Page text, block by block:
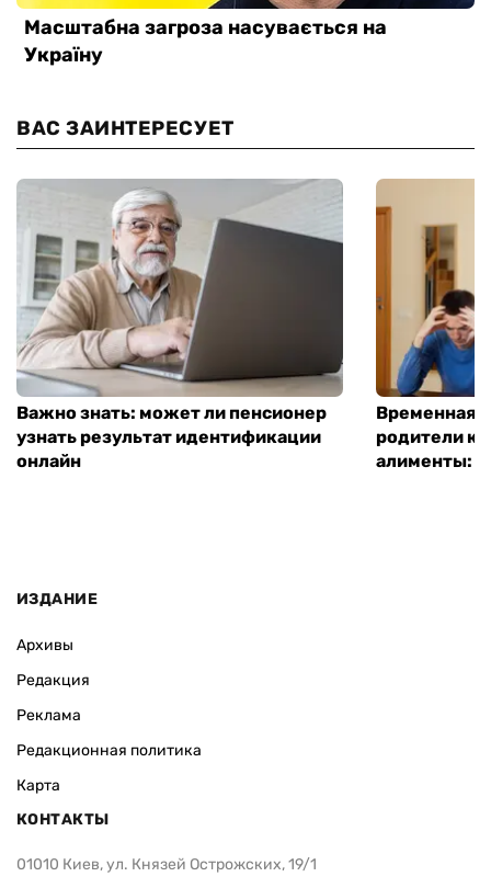
ВАС ЗАИНТЕРЕСУЕТ
Важно знать: может ли пенсионер
узнать результат идентификации
онлайн
Временная
родители
алименты:
ИЗДАНИЕ
Архивы
Редакция
Реклама
Редакционная политика
Карта
КОНТАКТЫ
01010 Киев, ул. Князей Острожских, 19/1